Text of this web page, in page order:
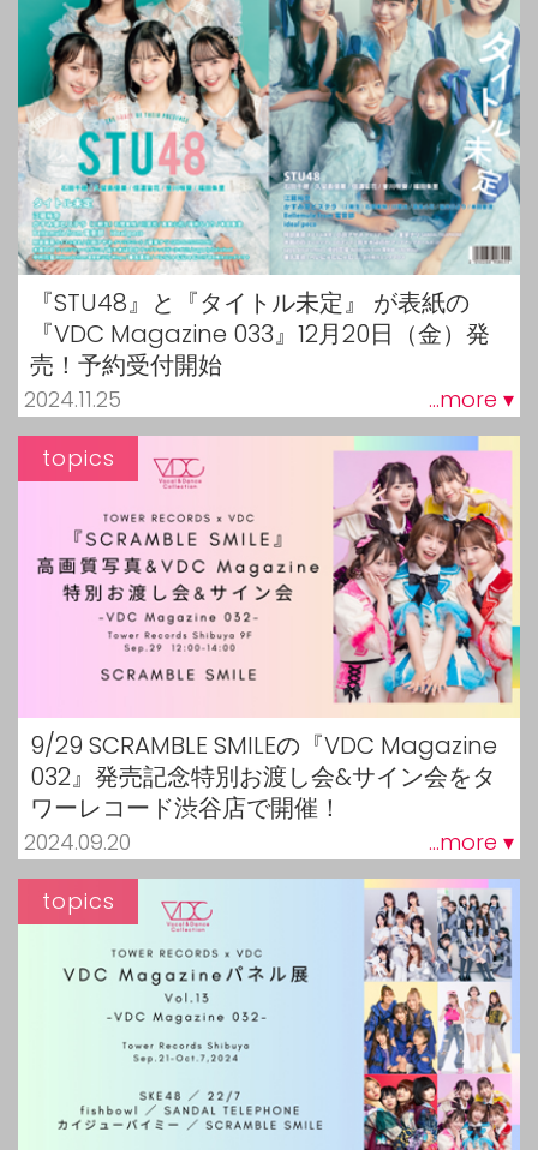
『STU48』と『タイトル未定』 が表紙の
『VDC Magazine 033』12月20日（金）発
売！予約受付開始
2024.11.25 ...more ▾
9/29 SCRAMBLE SMILEの『VDC Magazine
032』発売記念特別お渡し会&サイン会をタ
ワーレコード渋谷店で開催！
2024.09.20 ...more ▾
topics
topics